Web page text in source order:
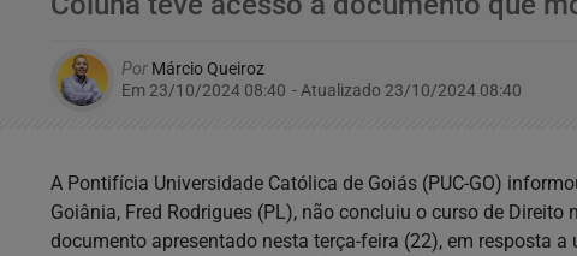
Por Márcio Queiroz
Em 23/10/2024 08:40 - Atualizado 23/10/2024 08:40
A Pontifícia Universidade Católica de Goiás (PUC-GO)
Goiânia, Fred Rodrigues (PL), não concluiu o curso de
documento apresentado nesta terça-feira (22), em resposta a